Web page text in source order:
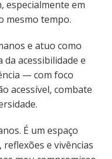
especialmente em
mesmo tempo.
e atuo como
acessibilidade e
— com foco
acessível, combate
É um espaço
e vivências